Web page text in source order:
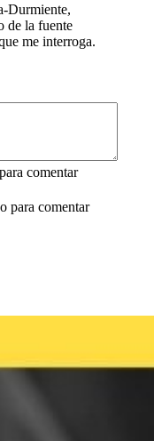
Durmiente,
de la fuente
me interroga.
comentar
para comentar